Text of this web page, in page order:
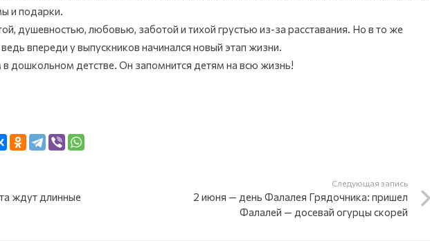
и подарки.
душевностью, любовью, заботой и тихой грустью из-за расставания. Но в то же
впереди у выпускников начинался новый этап жизни.
в дошкольном детстве. Он запомнится детям на всю жизнь!
ждут длинные
Следующая запись
2 июня — день Фалалея Грядочника: пришел
Фалалей — досевай огурцы скорей